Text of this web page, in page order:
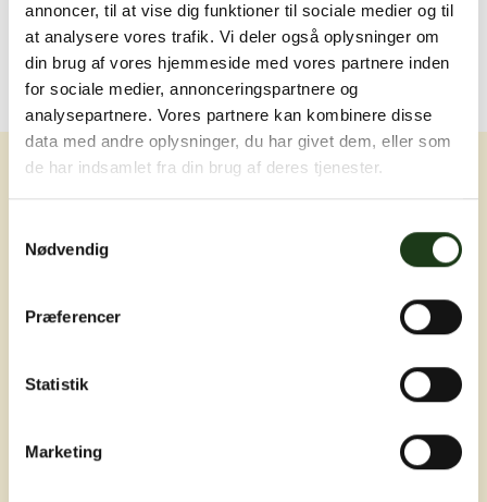
annoncer, til at vise dig funktioner til sociale medier og til
at analysere vores trafik. Vi deler også oplysninger om
din brug af vores hjemmeside med vores partnere inden
for sociale medier, annonceringspartnere og
analysepartnere. Vores partnere kan kombinere disse
data med andre oplysninger, du har givet dem, eller som
de har indsamlet fra din brug af deres tjenester.
Nødvendig
Præferencer
Statistik
Marketing
Erfaring, nærvær og omsorg ved livets
Adresser